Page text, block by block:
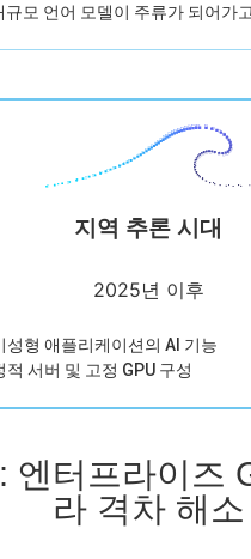
규모 언어 모델이 주류가 되어가
지역 추론 시대
2025년 이후
성형 애플리케이션의 AI 기능
적 서버 및 고정 GPU 구성
엔터프라이즈
라 격차 해소